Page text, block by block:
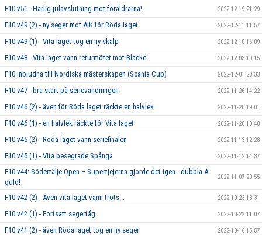
F10 v51 - Härlig julavslutning mot föräldrarna! 2022-12-19 21:29
F10 v49 (2) - ny seger mot AIK för Röda laget 2022-12-11 11:57
F10 v49 (1) - Vita laget tog en ny skalp 2022-12-10 16:09
F10 v48 - Vita laget vann returmötet mot Blacke 2022-12-03 10:15
F10 inbjudna till Nordiska mästerskapen (Scania Cup) 2022-12-01 20:33
F10 v47 - bra start på serievändningen 2022-11-26 14:22
F10 v46 (2) - även för Röda laget räckte en halvlek 2022-11-20 19:01
F10 v46 (1) - en halvlek räckte för Vita laget 2022-11-20 10:40
F10 v45 (2) - Röda laget vann seriefinalen 2022-11-13 12:28
F10 v45 (1) - Vita besegrade Spånga 2022-11-12 14:37
F10 v44: Södertälje Open – Supertjejerna gjorde det igen - dubbla A-
guld!
2022-11-07 20:55
F10 v42 (2) - Även vita laget vann trots... 2022-10-23 13:31
F10 v42 (1) - Fortsatt segertåg 2022-10-22 11:07
F10 v41 (2) - även Röda laget tog en ny seger 2022-10-16 15:57